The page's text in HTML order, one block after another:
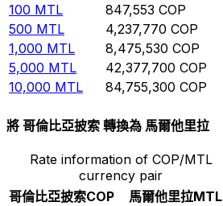
100 MTL 847,553 COP
500 MTL 4,237,770 COP
1,000 MTL 8,475,530 COP
5,000 MTL 42,377,700 COP
10,000 MTL 84,755,300 COP
將 哥倫比亞披索 轉換為 馬爾他里拉
Rate information of COP/MTL
currency pair
哥倫比亞披索COP 馬爾他里拉MTL